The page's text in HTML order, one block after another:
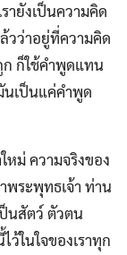
ายังเป็นความคิด
วว่าอยู่ที่ความคิด
ก ก็ใช้คำพูดแทน
นเป็นแค่คำพูด
หม่ ความจริงของ
ระพุทธเจ้า ท่าน
ป็นสัตว์ ตัวตน
ว้ในใจของเราทุก